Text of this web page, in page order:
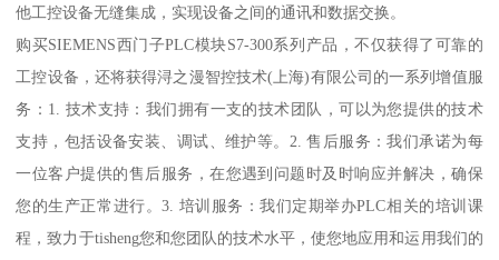
他工控设备无缝集成，实现设备之间的通讯和数据交换。
购买SIEMENS西门子PLC模块S7-300系列产品，不仅获得了可靠的
工控设备，还将获得浔之漫智控技术(上海)有限公司的一系列增值服
务：1. 技术支持：我们拥有一支的技术团队，可以为您提供的技术
支持，包括设备安装、调试、维护等。2. 售后服务：我们承诺为每
一位客户提供的售后服务，在您遇到问题时及时响应并解决，确保
您的生产正常进行。3. 培训服务：我们定期举办PLC相关的培训课
程，致力于tisheng您和您团队的技术水平，使您地应用和运用我们的